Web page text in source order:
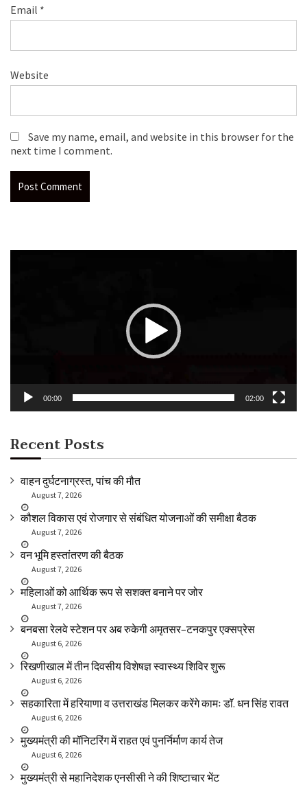
Email *
Website
Save my name, email, and website in this browser for the
next time I comment.
00:00 02:00
Recent Posts
वाहन दुर्घटनाग्रस्त, पांच की मौत
August 7, 2026
कौशल विकास एवं रोजगार से संबंधित योजनाओं की समीक्षा बैठक
August 7, 2026
वन भूमि हस्तांतरण की बैठक
August 7, 2026
महिलाओं को आर्थिक रूप से सशक्त बनाने पर जोर
August 7, 2026
बनबसा रेलवे स्टेशन पर अब रुकेगी अमृतसर–टनकपुर एक्सप्रेस
August 6, 2026
रिखणीखाल में तीन दिवसीय विशेषज्ञ स्वास्थ्य शिविर शुरू
August 6, 2026
सहकारिता में हरियाणा व उत्तराखंड मिलकर करेंगे कामः डाॅ. धन सिंह रावत
August 6, 2026
मुख्यमंत्री की मॉनिटरिंग में राहत एवं पुनर्निर्माण कार्य तेज
August 6, 2026
मुख्यमंत्री से महानिदेशक एनसीसी ने की शिष्टाचार भेंट